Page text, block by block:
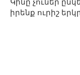
Կինը չուներ
իրենք ուրիշ